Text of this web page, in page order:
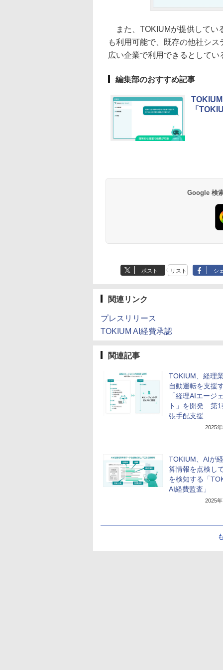
また、TOKIUMが提供してい
も利用可能で、既存の他社シ
広い企業で利用できるとしてい
編集部のおすすめ記事
「
Google 検
ポスト リスト シ
関連リンク
プレスリリース
TOKIUM AI経費承認
関連記事
TOKIUM、経理
自動運転を支援
「経理AIエージ
ト」を開発 第1
張手配支援
2025
TOKIUM、AIが
算情報を点検し
を検知する「
AI経費監査」
2025